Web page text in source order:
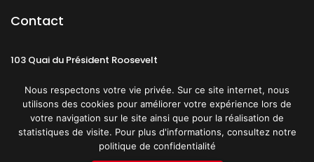
Contact
103 Quai du Président Roosevelt
CGU Politique de confidentialité
Nous respectons votre vie privée. Sur ce site internet, nous
utilisons des cookies pour améliorer votre expérience lors de
votre navigation sur le site ainsi que pour la réalisation de
statistiques de visite. Pour plus d'informations, consultez notre
politique de confidentialité